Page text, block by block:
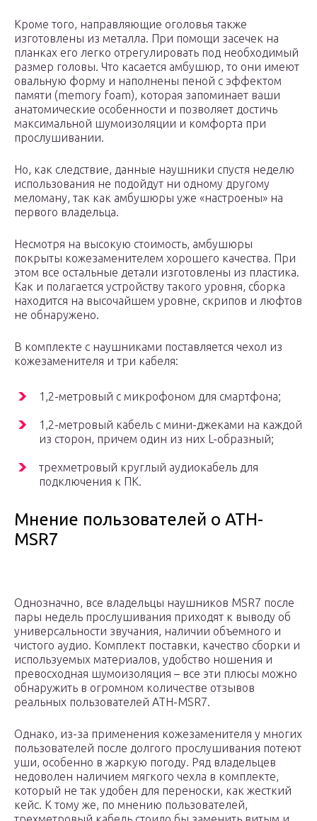
Кроме того, направляющие оголовья также
изготовлены из металла. При помощи засечек на
планках его легко отрегулировать под необходимый
размер головы. Что касается амбушюр, то они имеют
овальную форму и наполнены пеной с эффектом
памяти (memory foam), которая запоминает ваши
анатомические особенности и позволяет достичь
максимальной шумоизоляции и комфорта при
прослушивании.
Но, как следствие, данные наушники спустя неделю
использования не подойдут ни одному другому
меломану, так как амбушюры уже «настроены» на
первого владельца.
Несмотря на высокую стоимость, амбушюры
покрыты кожезаменителем хорошего качества. При
этом все остальные детали изготовлены из пластика.
Как и полагается устройству такого уровня, сборка
находится на высочайшем уровне, скрипов и люфтов
не обнаружено.
В комплекте с наушниками поставляется чехол из
кожезаменителя и три кабеля:
1,2-метровый с микрофоном для смартфона;
1,2-метровый кабель с мини-джеками на каждой
из сторон, причем один из них L-образный;
трехметровый круглый аудиокабель для
подключения к ПК.
Мнение пользователей о ATH-
MSR7
Однозначно, все владельцы наушников MSR7 после
пары недель прослушивания приходят к выводу об
универсальности звучания, наличии объемного и
чистого аудио. Комплект поставки, качество сборки и
используемых материалов, удобство ношения и
превосходная шумоизоляция – все эти плюсы можно
обнаружить в огромном количестве отзывов
реальных пользователей ATH-MSR7.
Однако, из-за применения кожезаменителя у многих
пользователей после долгого прослушивания потеют
уши, особенно в жаркую погоду. Ряд владельцев
недоволен наличием мягкого чехла в комплекте,
который не так удобен для переноски, как жесткий
кейс. К тому же, по мнению пользователей,